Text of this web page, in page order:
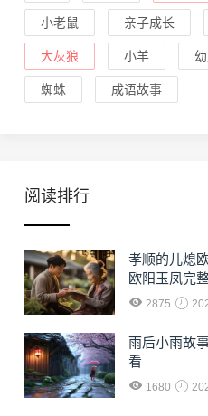
小老鼠 亲子成长
大灰狼 小羊
蜘蛛 成语故事
阅读排行
孝顺的儿熄
欧阳玉凤完
2875
雨后小雨故
看
1680